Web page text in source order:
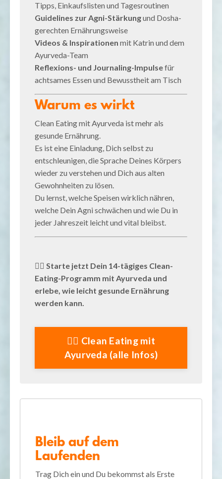
Tipps, Einkaufslisten und Tagesroutinen
Guidelines zur Agni-Stärkungund Dosha-
gerechten Ernährungsweise
Videos & Inspirationen mit Katrin und dem
Ayurveda-Team
Reflexions- und Journaling-Impulsefür
achtsames Essen und Bewusstheit am Tisch
Warum es wirkt
Clean Eating mit Ayurveda ist mehr als
gesunde Ernährung.
Es ist eine Einladung, Dich selbst zu
entschleunigen, die Sprache Deines Körpers
wieder zu verstehen und Dich aus alten
Gewohnheiten zu lösen.
Du lernst, welche Speisen wirklich nähren,
welche Dein Agni schwächen und wie Du in
jeder Jahreszeit leicht und vital bleibst.
👉🏼 Starte jetzt Dein 14-tägiges Clean-
Eating-Programm mit Ayurveda und
erlebe, wie leicht gesunde Ernährung
werden kann.
👉🏻 Clean Eating mit
Ayurveda (alle Infos)
Bleib auf dem
Laufenden
Trag Dich ein und Du bekommst als Erste